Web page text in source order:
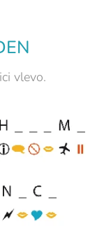
vlevo.